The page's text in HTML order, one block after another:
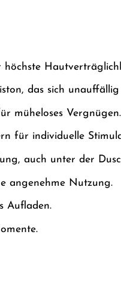
das sich
müheloses Vergnügen.
für individuelle
auch unter der
angenehme Nutzung.
Aufladen.